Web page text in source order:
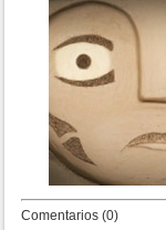
Comentarios (0)